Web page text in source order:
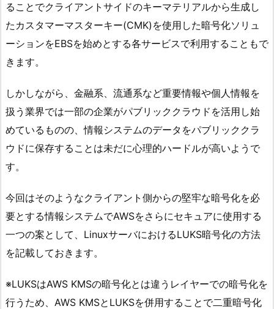
ることでクライアントサイドのキーマテリアルから生成し
たカスタマーマスターキー(CMK)を使用した暗号化ソリュ
ーションをEBSを始めとする各サービスで利用することもで
きます。
しかしながら、金融系、流通系など重要情報や個人情報を
扱う業界では一部の企業がパブリッククラウドを活用し始
めているものの、情報システムのデータをパブリッククラ
ウドに保存することは未だに心理的ハードルが高いようで
す。
今回はそのようなクライアント側からの堅牢な暗号化を必
要とする情報システムでAWSをさらにセキュアに使用する
一つの案として、LinuxサーバにおけるLUKS暗号化の方法
を記載しておきます。
※LUKSはAWS KMSの暗号化とは違うレイヤーでの暗号化を
行うため、AWS KMSとLUKSを併用することで二重暗号化